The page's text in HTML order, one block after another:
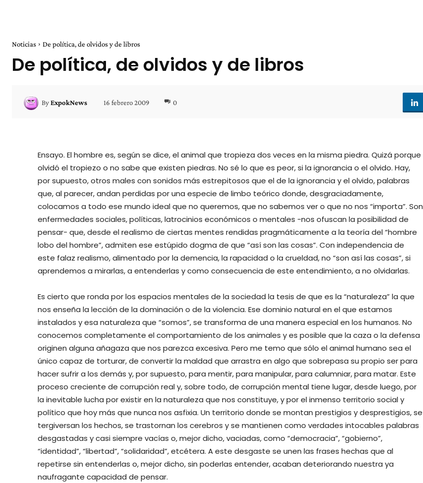
Noticias De política, de olvidos y de libros
De política, de olvidos y de libros
ByExpokNews 16 febrero 2009 0
Ensayo. El hombre es, según se dice, el animal que tropieza dos veces en la misma piedra. Quizá porque
olvidó el tropiezo o no sabe que existen piedras. No sé lo que es peor, si la ignorancia o el olvido. Hay,
por supuesto, otros males con sonidos más estrepitosos que el de la ignorancia y el olvido, palabras
que, al parecer, andan perdidas por una especie de limbo teórico donde, desgraciadamente,
colocamos a todo ese mundo ideal que no queremos, que no sabemos ver o que no nos “importa”. Son
enfermedades sociales, políticas, latrocinios económicos o mentales -nos ofuscan la posibilidad de
pensar- que, desde el realismo de ciertas mentes rendidas pragmáticamente a la teoría del “hombre
lobo del hombre”, admiten ese estúpido dogma de que “así son las cosas”. Con independencia de
este falaz realismo, alimentado por la demencia, la rapacidad o la crueldad, no “son así las cosas”, si
aprendemos a mirarlas, a entenderlas y como consecuencia de este entendimiento, a no olvidarlas.
Es cierto que ronda por los espacios mentales de la sociedad la tesis de que es la “naturaleza” la que
nos enseña la lección de la dominación o de la violencia. Ese dominio natural en el que estamos
instalados y esa naturaleza que “somos”, se transforma de una manera especial en los humanos. No
conocemos completamente el comportamiento de los animales y es posible que la caza o la defensa
originen alguna añagaza que nos parezca excesiva. Pero me temo que sólo el animal humano sea el
único capaz de torturar, de convertir la maldad que arrastra en algo que sobrepasa su propio ser para
hacer sufrir a los demás y, por supuesto, para mentir, para manipular, para calumniar, para matar. Este
proceso creciente de corrupción real y, sobre todo, de corrupción mental tiene lugar, desde luego, por
la inevitable lucha por existir en la naturaleza que nos constituye, y por el inmenso territorio social y
político que hoy más que nunca nos asfixia. Un territorio donde se montan prestigios y desprestigios, se
tergiversan los hechos, se trastornan los cerebros y se mantienen como verdades intocables palabras
desgastadas y casi siempre vacías o, mejor dicho, vaciadas, como “democracia”, “gobierno”,
“identidad”, “libertad”, “solidaridad”, etcétera. A este desgaste se unen las frases hechas que al
repetirse sin entenderlas o, mejor dicho, sin poderlas entender, acaban deteriorando nuestra ya
naufragante capacidad de pensar.